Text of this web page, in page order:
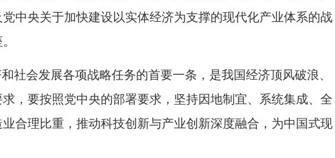
中央关于加快建设以实体经济为支撑的现代化产业体系的战
会发展各项战略任务的首要一条，是我国经济顶风破浪、
，要按照党中央的部署要求，坚持因地制宜、系统集成、全
合理比重，推动科技创新与产业创新深度融合，为中国式现